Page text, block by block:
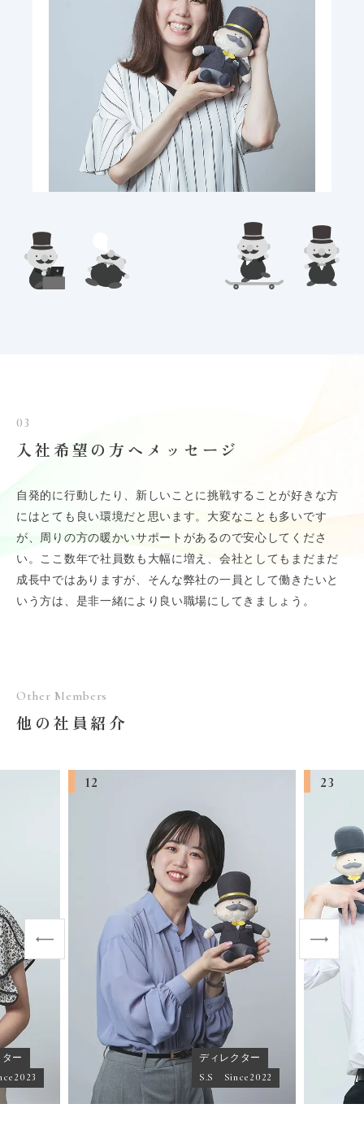
1.5万 Aug 00, 2023
3位
フォルムがかっこよくて武器になりそ
好きなもの一問一答
スポーツ
ハーフパイプ (見るの
が)
03
入社希望の方へメッセージ
自発的に行動したり、新しいことに挑戦することが好きな方
にはとても良い環境だと思います。大変なことも多いです
が、周りの方の暖かいサポートがあるので安心してくださ
い。ここ数年で社員数も大幅に増え、会社としてもまだまだ
成長中ではありますが、そんな弊社の一員として働きたいと
いう方は、是非一緒により良い職場にしてきましょう。
Other Members
他の社員紹介
ー
12
ディレクター
S.S Since2022
23